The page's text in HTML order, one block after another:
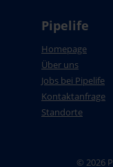
Pipelife
Homepage
Über uns
Jobs bei Pipelife
Kontaktanfrage
Standorte
© 2026